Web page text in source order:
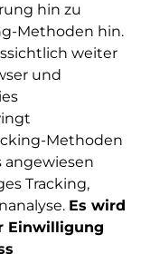
hin zu
Methoden hin.
weiter
und
Methoden
angewiesen
Tracking,
Es wird
Einwilligung